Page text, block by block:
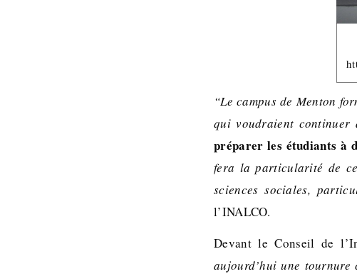
“Le campus de Menton
qui voudraient continuer
préparer les étudiants à
fera la particularité de
sciences sociales,
l’INALCO.
Devant le Conseil de
aujourd’hui une tournure